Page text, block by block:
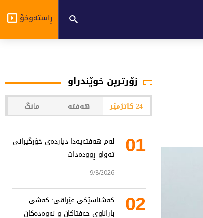
ڕاستەوخۆ
زۆرترین خوێندراو
24 کاتژمێر هەفتە مانگ
01
لەم هەفتەیەدا دیاردەی خۆرگیرانی
تەواو ڕوودەدات
9/8/2026
02
کەشناسێکی عێراقی: کەشی
باراناوی حەفتاکان و نەوەدەکان